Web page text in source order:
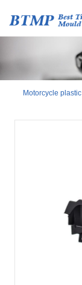
Motorcycle plastic